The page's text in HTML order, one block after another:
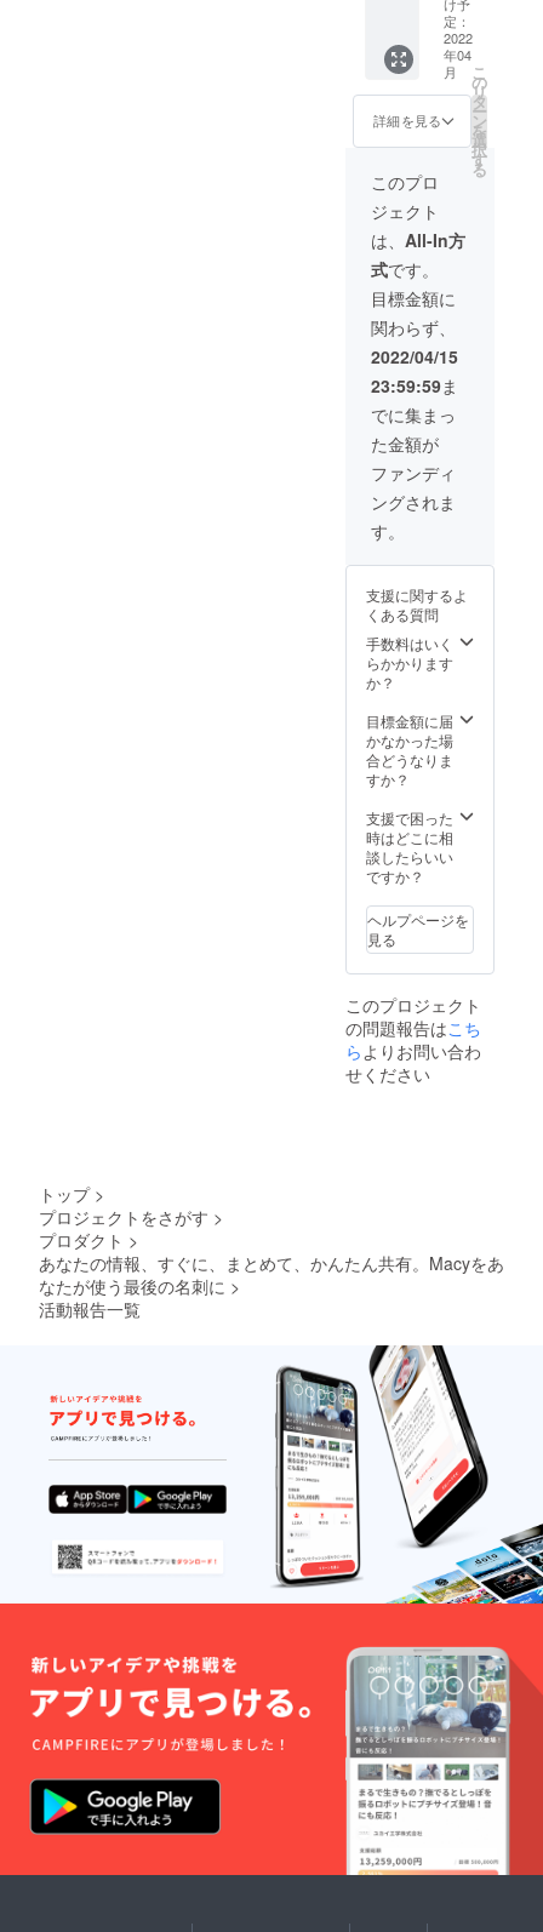
大23文
字まで
印字可
能です
※超過し
ている
文字は
ので、
くださ
い
品発送
日より
３ヶ月
の製品
保証あ
り
あり）
■価格：
3,666円
（税
込・送
料込）
■３色か
らお好
みのカ
ラーを
お選び
くださ
い ■４
月中旬
を目安
にお届
けを予
定して
おりま
す ■製
品発送
日より
３ヶ月
の製品
保証あ
り ■備
トした
を記入
してく
ださい
※日本語
は最大
字、英
語は最
大23文
字まで
能です
※超過し
ている
文字は
れます
ので、
ご了承
くださ
定：
2022
年04
月
詳細を見る
こ
の
リ
タ
ー
ン
を
選
択
す
る
このプロ
ジェクト
は、 All-In方
式です。
目標金額に
関わらず、
2022/04/15
23:59:59ま
でに集まっ
た金額が
ファンディ
ングされま
す。
支援に関するよ
くある質問
手数料はいく
らかかります
か？
目標金額に届
かなかった場
合どうなりま
すか？
支援で困った
時はどこに相
談したらいい
ですか？
ヘルプページを
見る
このプロジェクト
の問題報告はこち
ら よりお問い合わ
せください
トップ >
プロジェクトをさがす >
プロダクト >
あなたの情報、すぐに、まとめて、かんたん共有。Macyをあ
なたが使う最後の名刺に >
活動報告一覧